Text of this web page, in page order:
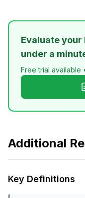
Evaluate
under a
Free trial available
Additional
Key Definitions